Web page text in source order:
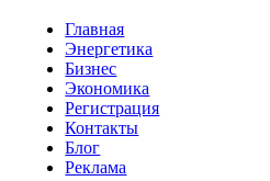
Главная
Энергетика
Бизнес
Экономика
Регистрация
Контакты
Блог
Реклама